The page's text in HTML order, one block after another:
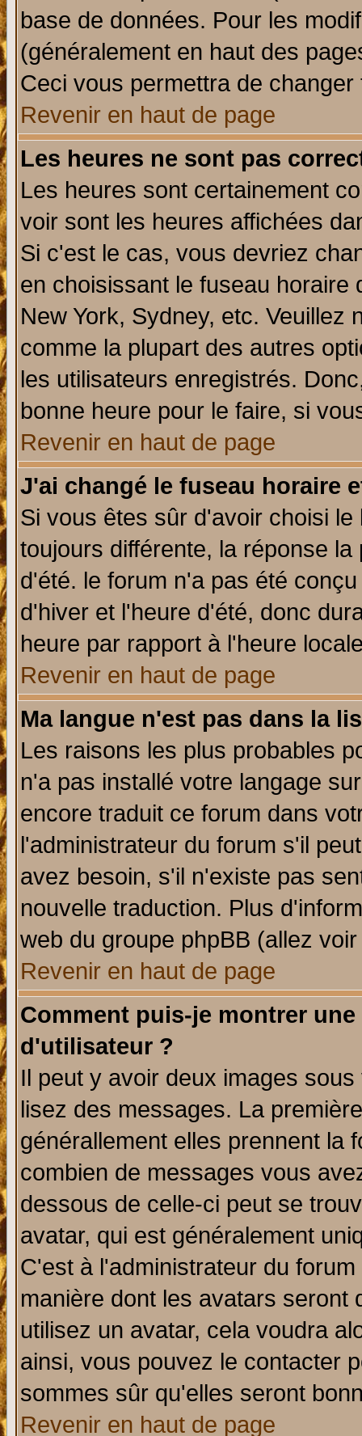
base de données. Pour les
(généralement en haut des
Ceci vous permettra de
Revenir en haut de page
Les heures ne sont pas
Les heures sont certainement
voir sont les heures affichées
Si c'est le cas, vous devriez
en choisissant le fuseau
New York, Sydney, etc. Veuillez
comme la plupart des autres
les utilisateurs enregistrés.
bonne heure pour le faire, si
Revenir en haut de page
J'ai changé le fuseau horaire
Si vous êtes sûr d'avoir choisi
toujours différente, la réponse
d'été. le forum n'a pas été
d'hiver et l'heure d'été, donc
heure par rapport à l'heure
Revenir en haut de page
Ma langue n'est pas dans la
Les raisons les plus probables
n'a pas installé votre langage
encore traduit ce forum dans
l'administrateur du forum s'il
avez besoin, s'il n'existe pas
nouvelle traduction. Plus
web du groupe phpBB (allez
Revenir en haut de page
Comment puis-je montrer
d'utilisateur ?
Il peut y avoir deux images
lisez des messages. La
générallement elles prennent la
combien de messages vous
dessous de celle-ci peut se
avatar, qui est généralement
C'est à l'administrateur du
manière dont les avatars seront
utilisez un avatar, cela voudra
ainsi, vous pouvez le contacter
sommes sûr qu'elles seront
Revenir en haut de page